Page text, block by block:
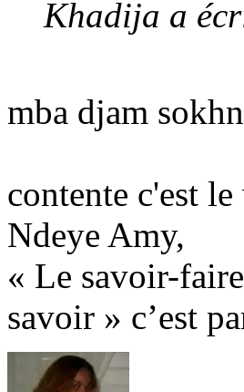
Khadija a
mba djam
contente c'est le
Ndeye Amy,
« Le savoir-
savoir » c’est